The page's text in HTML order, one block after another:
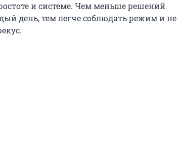
и системе. Чем меньше решений
день, тем легче соблюдать режим и не